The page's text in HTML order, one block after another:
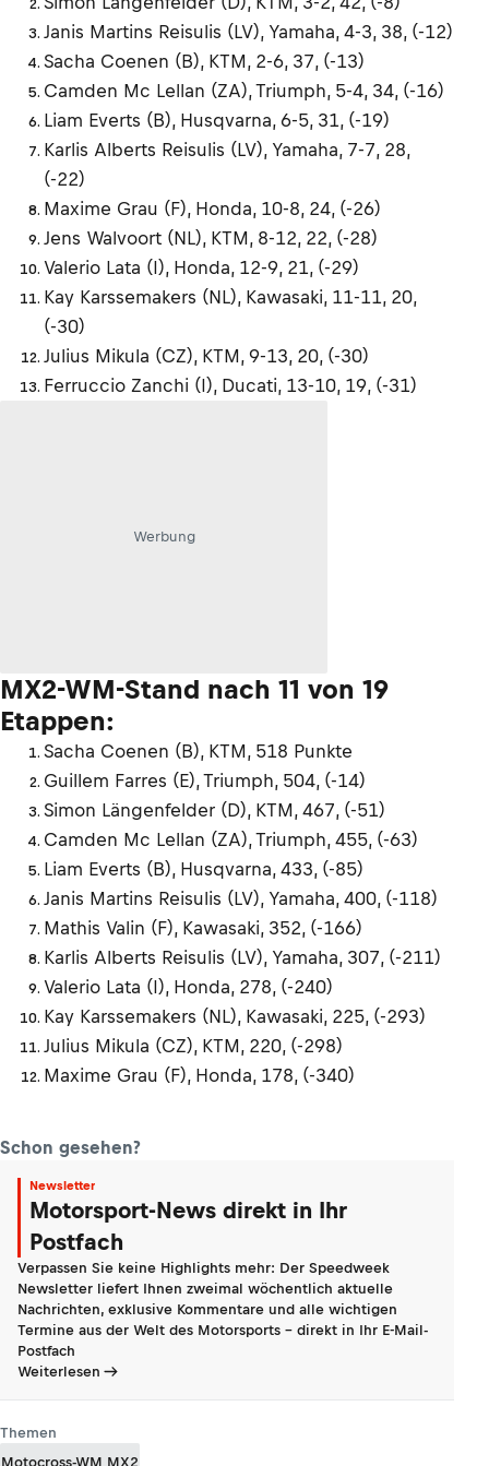
Janis Martins Reisulis (LV), Yamaha, 4-3, 38, (-12)
Sacha Coenen (B), KTM, 2-6, 37, (-13)
Camden Mc Lellan (ZA), Triumph, 5-4, 34, (-16)
Liam Everts (B), Husqvarna, 6-5, 31, (-19)
Karlis Alberts Reisulis (LV), Yamaha, 7-7, 28,
(-22)
Maxime Grau (F), Honda, 10-8, 24, (-26)
Jens Walvoort (NL), KTM, 8-12, 22, (-28)
Valerio Lata (I), Honda, 12-9, 21, (-29)
Kay Karssemakers (NL), Kawasaki, 11-11, 20,
(-30)
Julius Mikula (CZ), KTM, 9-13, 20, (-30)
Ferruccio Zanchi (I), Ducati, 13-10, 19, (-31)
Werbung
MX2-WM-Stand nach 11 von 19
Etappen:
Sacha Coenen (B), KTM, 518 Punkte
Guillem Farres (E), Triumph, 504, (-14)
Simon Längenfelder (D), KTM, 467, (-51)
Camden Mc Lellan (ZA), Triumph, 455, (-63)
Liam Everts (B), Husqvarna, 433, (-85)
Janis Martins Reisulis (LV), Yamaha, 400, (-118)
Mathis Valin (F), Kawasaki, 352, (-166)
Karlis Alberts Reisulis (LV), Yamaha, 307, (-211)
Valerio Lata (I), Honda, 278, (-240)
Kay Karssemakers (NL), Kawasaki, 225, (-293)
Julius Mikula (CZ), KTM, 220, (-298)
Maxime Grau (F), Honda, 178, (-340)
Schon gesehen?
Newsletter
Motorsport-News direkt in Ihr
Postfach
Verpassen Sie keine Highlights mehr: Der Speedweek
Newsletter liefert Ihnen zweimal wöchentlich aktuelle
Nachrichten, exklusive Kommentare und alle wichtigen
Termine aus der Welt des Motorsports - direkt in Ihr E-Mail-
Postfach
Weiterlesen
Themen
Motocross-WM MX2